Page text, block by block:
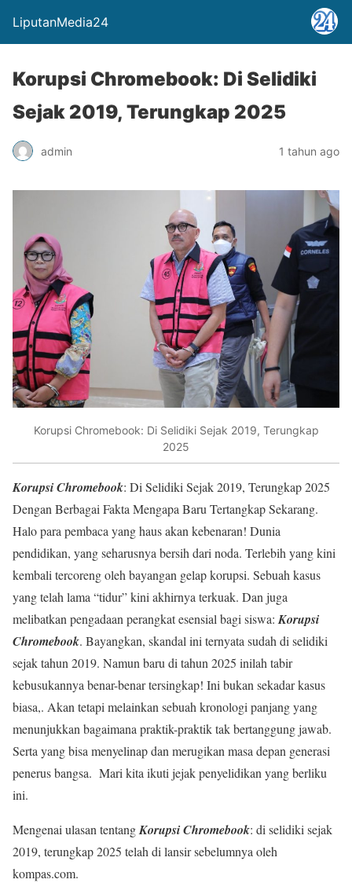
LiputanMedia24
Korupsi Chromebook: Di Selidiki
Sejak 2019, Terungkap 2025
admin 1 tahun ago
Korupsi Chromebook: Di Selidiki Sejak 2019, Terungkap
2025
Korupsi Chromebook: Di Selidiki Sejak 2019, Terungkap 2025
Dengan Berbagai Fakta Mengapa Baru Tertangkap Sekarang.
Halo para pembaca yang haus akan kebenaran! Dunia
pendidikan, yang seharusnya bersih dari noda. Terlebih yang kini
kembali tercoreng oleh bayangan gelap korupsi. Sebuah kasus
yang telah lama “tidur” kini akhirnya terkuak. Dan juga
melibatkan pengadaan perangkat esensial bagi siswa: Korupsi
Chromebook. Bayangkan, skandal ini ternyata sudah di selidiki
sejak tahun 2019. Namun baru di tahun 2025 inilah tabir
kebusukannya benar-benar tersingkap! Ini bukan sekadar kasus
biasa,. Akan tetapi melainkan sebuah kronologi panjang yang
menunjukkan bagaimana praktik-praktik tak bertanggung jawab.
Serta yang bisa menyelinap dan merugikan masa depan generasi
penerus bangsa. Mari kita ikuti jejak penyelidikan yang berliku
ini.
Mengenai ulasan tentangKorupsi Chromebook: di selidiki sejak
2019, terungkap 2025 telah di lansir sebelumnya oleh
kompas.com.